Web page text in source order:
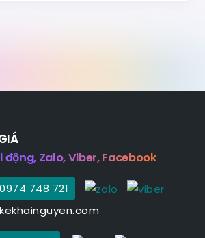
động, Zalo, Viber, Facebook
0974 748 721